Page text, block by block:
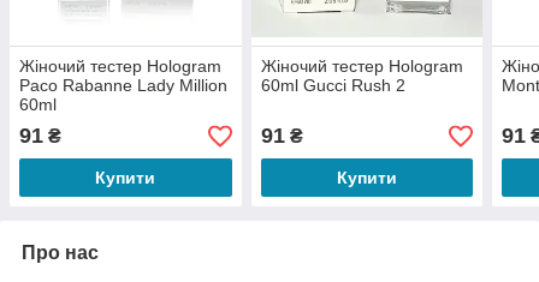
Жіночий тестер Hologram
Paco Rabanne Lady Million
60ml
91 ₴
Купити
Жіночий тестер Hologram
60ml Gucci Rush 2
91₴
Купити
91
Про нас